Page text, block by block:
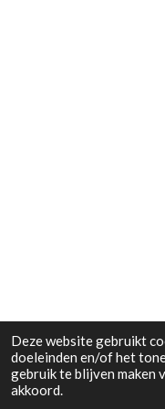
Deze website gebruikt
doeleinden en/of het
gebruik te blijven maken
akkoord.